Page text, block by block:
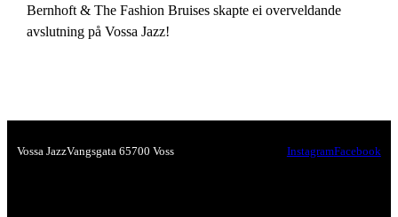
Bernhoft & The Fashion Bruises skapte ei overveldande
avslutning på Vossa Jazz!
Vossa JazzVangsgata 65700 Voss InstagramFacebook